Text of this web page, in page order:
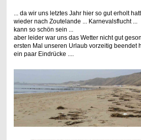
... da wir uns letztes Jahr hier so gut erholt
wieder nach Zoutelande ... Karnevalsflucht ...
kann so schön sein ...
aber leider war uns das Wetter nicht gut
ersten Mal unseren Urlaub vorzeitig beendet
ein paar Eindrücke ....